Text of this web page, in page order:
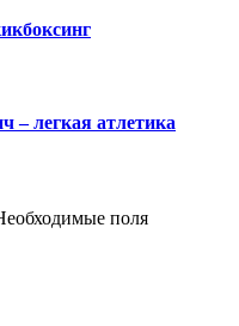
– легкая атлетика
поля